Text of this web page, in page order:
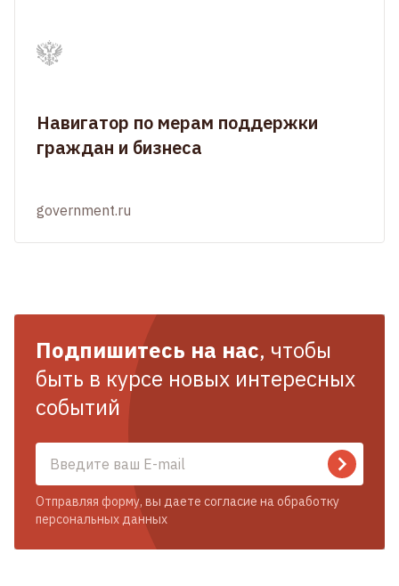
Навигатор по мерам поддержки
граждан и бизнеса
government.ru
Подпишитесь на нас, чтобы
быть в курсе новых интересных
событий
Отправляя форму, вы даете согласие на обработку
персональных данных